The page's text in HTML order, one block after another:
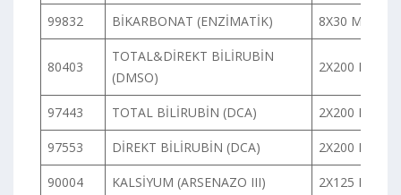
99832 BİKARBONAT (ENZİMATİK) 8X30 ML
80403
TOTAL&DİREKT BİLİRUBİN
(DMSO)
2X200 ML
97443 TOTAL BİLİRUBİN (DCA) 2X200 ML
97553 DİREKT BİLİRUBİN (DCA) 2X200 ML
90004 KALSİYUM (ARSENAZO III) 2X125 ML